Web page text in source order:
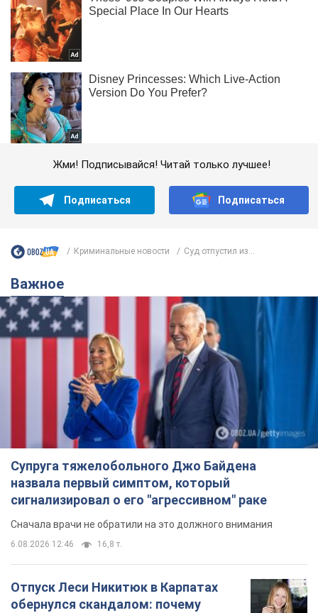
Жми! Подписывайся! Читай только лучшее!
Подписаться Подписаться
Криминальные новости Суд отпустил из...
Важное
Супруга тяжелобольного Джо Байдена
назвала первый симптом, который
сигнализировал о его "агрессивном" раке
Сначала врачи не обратили на это должного внимания
6.08.2026 12:46 16,8 т.
Отпуск Леси Никитюк в Карпатах
обернулся скандалом: почему